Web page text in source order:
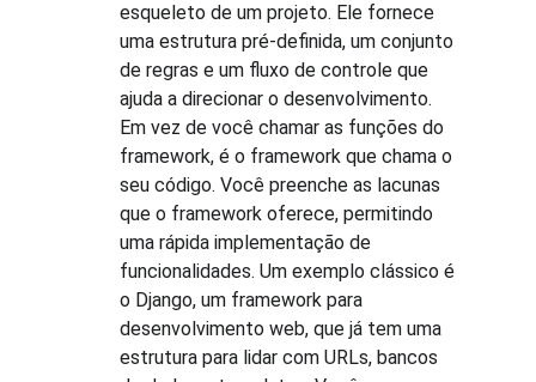
esqueleto de um projeto. Ele fornece
uma estrutura pré-definida, um conjunto
de regras e um fluxo de controle que
ajuda a direcionar o desenvolvimento.
Em vez de você chamar as funções do
framework, é o framework que chama o
seu código. Você preenche as lacunas
que o framework oferece, permitindo
uma rápida implementação de
funcionalidades. Um exemplo clássico é
o Django, um framework para
desenvolvimento web, que já tem uma
estrutura para lidar com URLs, bancos